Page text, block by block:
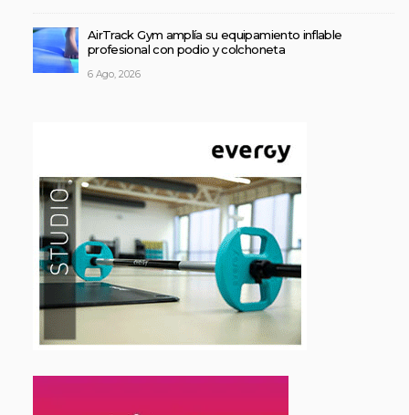
AirTrack Gym amplía su equipamiento inflable
profesional con podio y colchoneta
6 Ago, 2026